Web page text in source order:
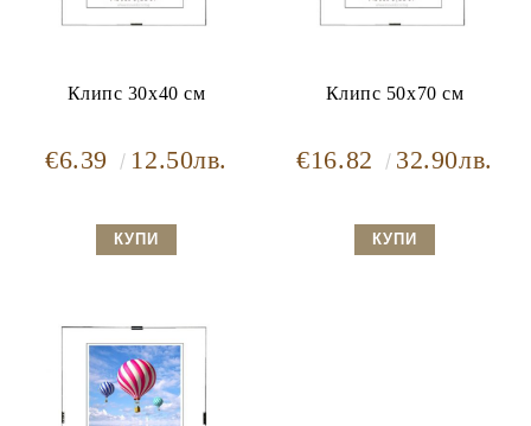
Клипс 30x40 см
€6.39 12.50лв.
Клипс 50x70 см
€16.82 32.90лв.